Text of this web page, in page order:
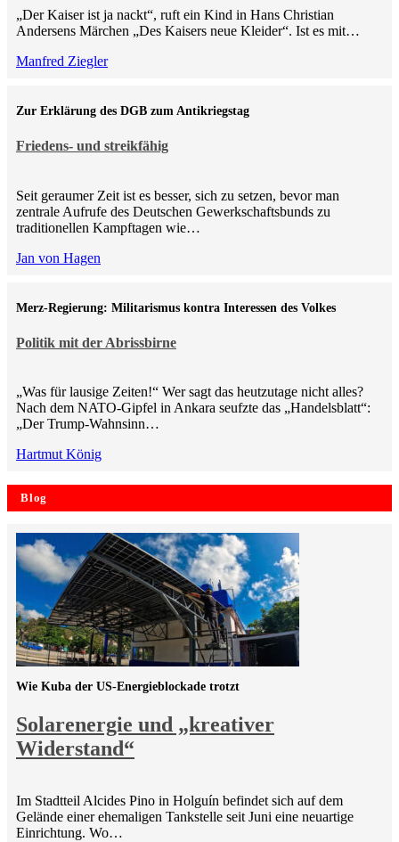
„Der Kaiser ist ja nackt“, ruft ein Kind in Hans Christian
Andersens Märchen „Des Kaisers neue Kleider“. Ist es mit…
Manfred Ziegler
Friedens- und streikfähig
Zur Erklärung des DGB zum Antikriegstag
Seit geraumer Zeit ist es besser, sich zu setzen, bevor man
zentrale Aufrufe des Deutschen Gewerkschaftsbunds zu
traditionellen Kampftagen wie…
Jan von Hagen
Politik mit der Abrissbirne
Merz-Regierung: Militarismus kontra Inte­ressen des Volkes
„Was für lausige Zeiten!“ Wer sagt das heutzutage nicht alles?
Nach dem NATO-Gipfel in Ankara seufzte das „Handelsblatt“:
„Der Trump-Wahnsinn…
Hartmut König
Blog
Solarenergie und „kreativer
Widerstand“
Wie Kuba der US-Energieblockade trotzt
Im Stadtteil Alcides Pino in Holguín befindet sich auf dem
Gelände einer ehemaligen Tankstelle seit Juni eine neuartige
Einrichtung. Wo…